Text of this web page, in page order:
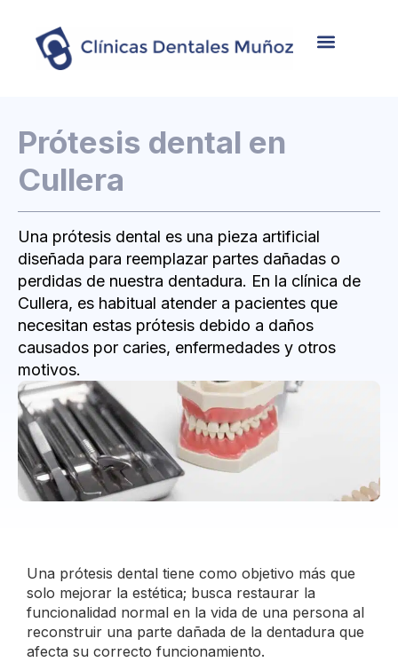
Prótesis dental en
Cullera
Una prótesis dental es una pieza artificial
diseñada para reemplazar partes dañadas o
perdidas de nuestra dentadura. En la clínica de
Cullera, es habitual atender a pacientes que
necesitan estas prótesis debido a daños
causados por caries, enfermedades y otros
motivos.
Una prótesis dental tiene como objetivo más que
solo mejorar la estética; busca restaurar la
funcionalidad normal en la vida de una persona al
reconstruir una parte dañada de la dentadura que
afecta su correcto funcionamiento.